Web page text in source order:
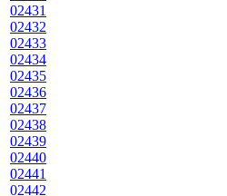
02431
02432
02433
02434
02435
02436
02437
02438
02439
02440
02441
02442